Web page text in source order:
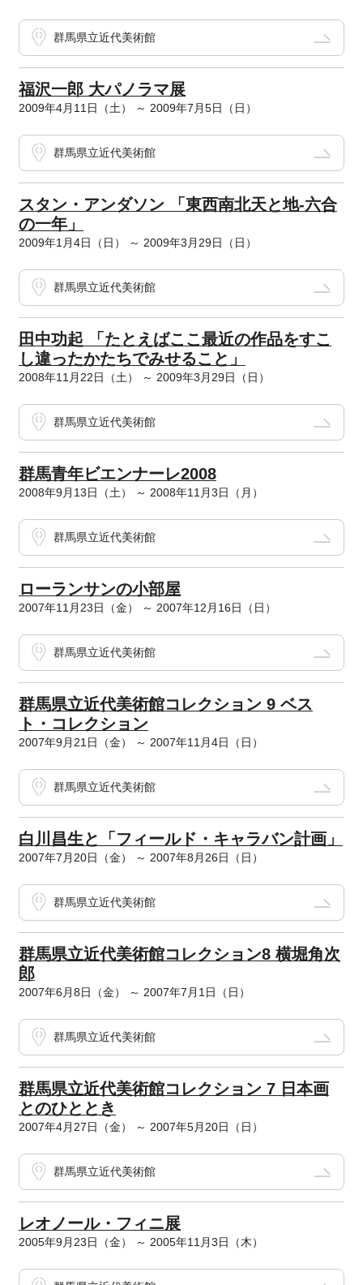
群馬県立近代美術館
福沢一郎 大パノラマ展
2009年4月11日（土） ～ 2009年7月5日（日）
群馬県立近代美術館
スタン・アンダソン 「東西南北天と地-六合
の一年」
2009年1月4日（日） ～ 2009年3月29日（日）
群馬県立近代美術館
田中功起 「たとえばここ最近の作品をすこ
し違ったかたちでみせること」
2008年11月22日（土） ～ 2009年3月29日（日）
群馬県立近代美術館
群馬青年ビエンナーレ2008
2008年9月13日（土） ～ 2008年11月3日（月）
群馬県立近代美術館
ローランサンの小部屋
2007年11月23日（金） ～ 2007年12月16日（日）
群馬県立近代美術館
群馬県立近代美術館コレクション 9 ベス
ト・コレクション
2007年9月21日（金） ～ 2007年11月4日（日）
群馬県立近代美術館
白川昌生と「フィールド・キャラバン計画」
2007年7月20日（金） ～ 2007年8月26日（日）
群馬県立近代美術館
群馬県立近代美術館コレクション8 横堀角次
郎
2007年6月8日（金） ～ 2007年7月1日（日）
群馬県立近代美術館
群馬県立近代美術館コレクション 7 日本画
とのひととき
2007年4月27日（金） ～ 2007年5月20日（日）
群馬県立近代美術館
レオノール・フィニ展
2005年9月23日（金） ～ 2005年11月3日（木）